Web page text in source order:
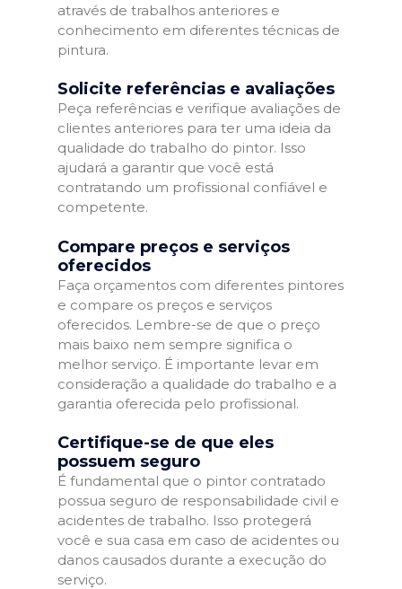
através de trabalhos anteriores e
conhecimento em diferentes técnicas de
pintura.
Solicite referências e avaliações
Peça referências e verifique avaliações de
clientes anteriores para ter uma ideia da
qualidade do trabalho do pintor. Isso
ajudará a garantir que você está
contratando um profissional confiável e
competente.
Compare preços e serviços
oferecidos
Faça orçamentos com diferentes pintores
e compare os preços e serviços
oferecidos. Lembre-se de que o preço
mais baixo nem sempre significa o
melhor serviço. É importante levar em
consideração a qualidade do trabalho e a
garantia oferecida pelo profissional.
Certifique-se de que eles
possuem seguro
É fundamental que o pintor contratado
possua seguro de responsabilidade civil e
acidentes de trabalho. Isso protegerá
você e sua casa em caso de acidentes ou
danos causados durante a execução do
serviço.